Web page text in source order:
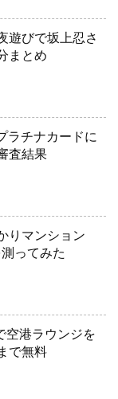
遊びで坂上忍さ
まとめ
ラチナカードに
査結果
りマンション
ってみた
空港ラウンジを
で無料